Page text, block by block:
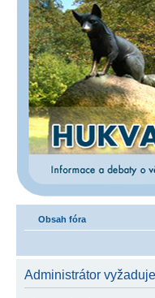
Obsah fóra
Administrátor